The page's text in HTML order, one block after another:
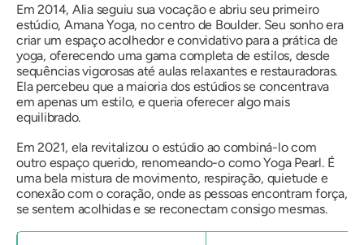
Em 2014, Alia seguiu sua vocação e abriu seu primeiro
estúdio, Amana Yoga, no centro de Boulder. Seu sonho era
criar um espaço acolhedor e convidativo para a prática de
yoga, oferecendo uma gama completa de estilos, desde
sequências vigorosas até aulas relaxantes e restauradoras.
Ela percebeu que a maioria dos estúdios se concentrava
em apenas um estilo, e queria oferecer algo mais
equilibrado.
Em 2021, ela revitalizou o estúdio ao combiná-lo com
outro espaço querido, renomeando-o como Yoga Pearl. É
uma bela mistura de movimento, respiração, quietude e
conexão com o coração, onde as pessoas encontram força,
se sentem acolhidas e se reconectam consigo mesmas.